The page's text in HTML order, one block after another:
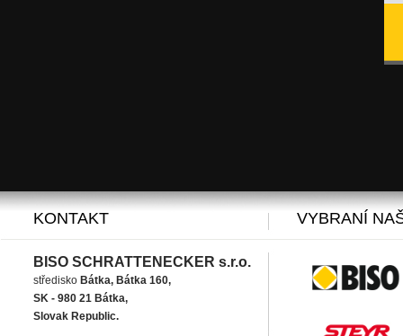
KONTAKT
BISO SCHRATTENECKER s.r.o.
středisko Bátka, Bátka 160,
SK - 980 21 Bátka,
Slovak Republic.
VYBRANÍ